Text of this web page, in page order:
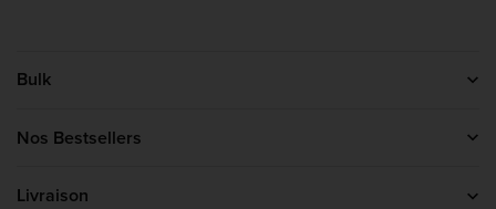
Bulk
À propos de nous
Programme d’affiliation
Nos Bestsellers
Créatine
Livraison